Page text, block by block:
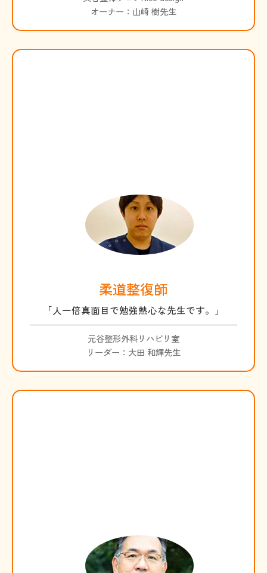
オーナー：山崎 樹先生
柔道整復師
「人一倍真面目で勉強熱心な先生です。」
元谷整形外科リハビリ室
リーダー：大田 和輝先生